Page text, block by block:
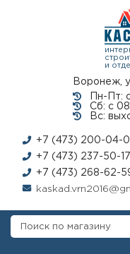
и
Воронеж,
Пн-Пт:
Сб: с
Вс:
+7 (473) 200-04-
+7 (473) 237-50-17
+7 (473) 268-62-